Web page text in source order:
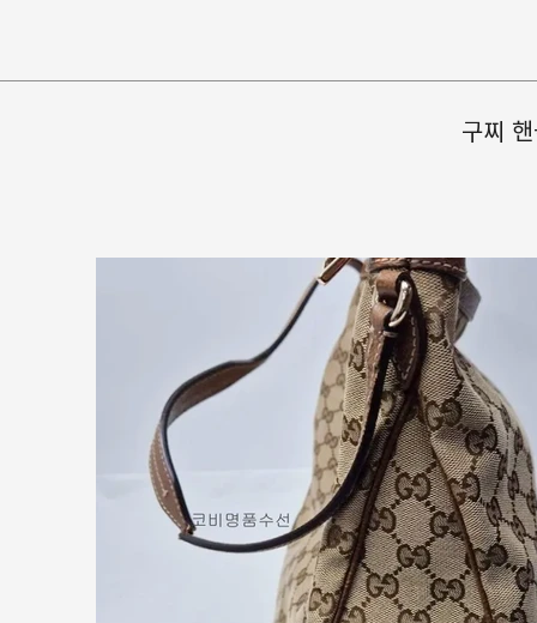
구찌